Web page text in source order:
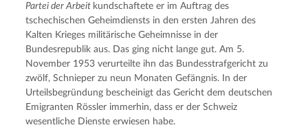
Partei der Arbeit kundschaftete er im Auftrag des
tschechischen Geheimdiensts in den ersten Jahren des
Kalten Krieges militärische Geheimnisse in der
Bundesrepublik aus. Das ging nicht lange gut. Am 5.
November 1953 verurteilte ihn das Bundesstrafgericht zu
zwölf, Schnieper zu neun Monaten Gefängnis. In der
Urteilsbegründung bescheinigt das Gericht dem deutschen
Emigranten Rössler immerhin, dass er der Schweiz
wesentliche Dienste erwiesen habe.